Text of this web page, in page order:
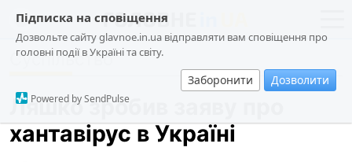
Підписка на сповіщення
Дозвольте сайту glavnoe.in.ua відправляти вам сповіщення про
головні події в Україні та світу.
Заборонити Дозволити
Powered by SendPulse
новини
про проєкт
суспільство
події
Суспільство
Ляшко зробив заяву про
хантавірус в Україні